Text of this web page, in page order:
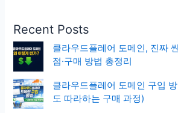
Recent Posts
클라우드플레어 도메인, 진짜
점·구매 방법 총정리
클라우드플레어 도메인 구입
도 따라하는 구매 과정)